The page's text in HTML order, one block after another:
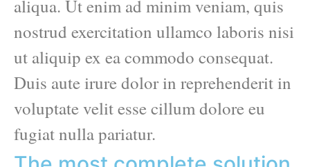
aliqua. Ut enim ad minim veniam, quis
nostrud exercitation ullamco laboris nisi
ut aliquip ex ea commodo consequat.
Duis aute irure dolor in reprehenderit in
voluptate velit esse cillum dolore eu
fugiat nulla pariatur.